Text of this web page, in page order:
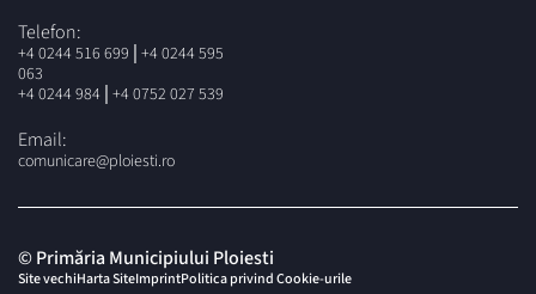
Telefon:
+4 0244 516 699 | +4 0244 595
063
+4 0244 984 | +4 0752 027 539
Email:
comunicare@ploiesti.ro
© Primăria Municipiului Ploiesti
Site vechiHarta SiteImprintPolitica privind Cookie-urile